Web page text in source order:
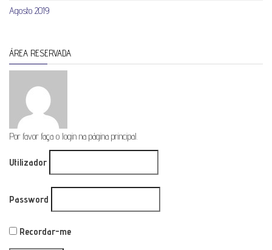
Agosto 2019
ÁREA RESERVADA
Por favor faça o login na página principal.
Utilizador
Password
Recordar-me